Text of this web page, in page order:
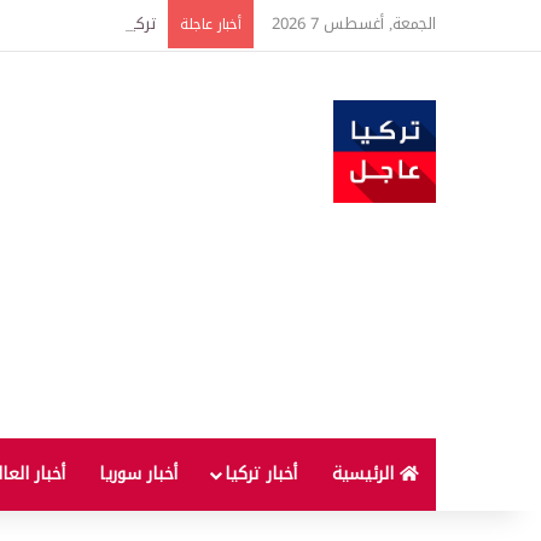
الجمعة, أغسطس 7 2026 أخبار عاجلة تركيا وسوريا توقعان
الرئيسية أخبار تركيا أخبار سوريا أخبار